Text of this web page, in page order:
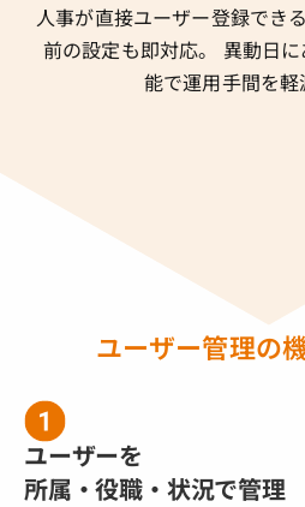
人事が直接ユーザー登録でき
前の設定も即対応。 異動日
能で運用手間を軽
ユーザー管理の
ユーザーを
所属・役職・状況で管理